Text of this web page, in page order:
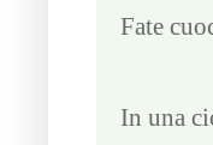
Fate
In una